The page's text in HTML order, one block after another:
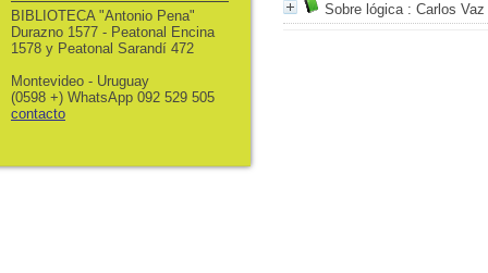
Sobre lógica: Carlos Vaz
BIBLIOTECA "Antonio Pena"
Durazno 1577 - Peatonal Encina
1578 y Peatonal Sarandí 472
Montevideo - Uruguay
(0598 +) WhatsApp 092 529 505
contacto